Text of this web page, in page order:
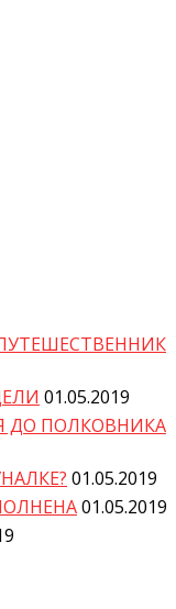
01.05.2019
ДО ПОЛКОВНИКА
01.05.2019
01.05.2019